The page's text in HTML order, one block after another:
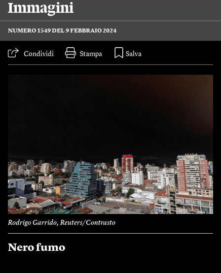
Immagini
NUMERO 1549 DEL 9 FEBBRAIO 2024
Condividi Stampa
Rodrigo Garrido, Reuters/Contrasto
Nero fumo